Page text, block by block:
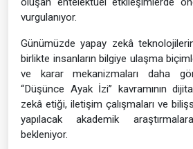
vurgulanıyor.
Günümüzde yapay zekâ
birlikte insanların bilgiye ulaşma
ve karar mekanizmaları daha
“Düşünce Ayak İzi” kavramının
zekâ etiği, iletişim çalışmaları ve
yapılacak akademik
bekleniyor.